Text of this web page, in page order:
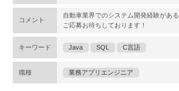
コメント
自動車業界でのシステム開発経験があ
ご応募お待ちしております！
キーワード Java SQL C言語
職種 業務アプリエンジニア